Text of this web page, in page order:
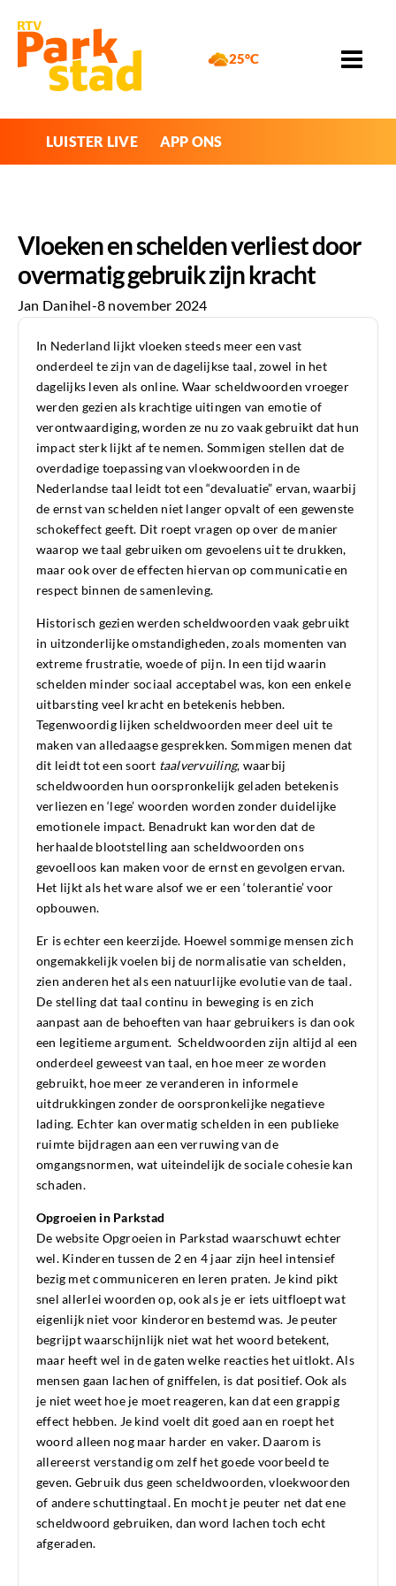
25°C
LUISTER LIVE APP ONS
Vloeken en schelden verliest door
overmatig gebruik zijn kracht
Jan Danihel-8 november 2024
In Nederland lijkt vloeken steeds meer een vast
onderdeel te zijn van de dagelijkse taal, zowel in het
dagelijks leven als online. Waar scheldwoorden vroeger
werden gezien als krachtige uitingen van emotie of
verontwaardiging, worden ze nu zo vaak gebruikt dat hun
impact sterk lijkt af te nemen. Sommigen stellen dat de
overdadige toepassing van vloekwoorden in de
Nederlandse taal leidt tot een “devaluatie” ervan, waarbij
de ernst van schelden niet langer opvalt of een gewenste
schokeffect geeft. Dit roept vragen op over de manier
waarop we taal gebruiken om gevoelens uit te drukken,
maar ook over de effecten hiervan op communicatie en
respect binnen de samenleving.
Historisch gezien werden scheldwoorden vaak gebruikt
in uitzonderlijke omstandigheden, zoals momenten van
extreme frustratie, woede of pijn. In een tijd waarin
schelden minder sociaal acceptabel was, kon een enkele
uitbarsting veel kracht en betekenis hebben.
Tegenwoordig lijken scheldwoorden meer deel uit te
maken van alledaagse gesprekken. Sommigen menen dat
dit leidt tot een soort taalvervuiling, waarbij
scheldwoorden hun oorspronkelijk geladen betekenis
verliezen en ‘lege’ woorden worden zonder duidelijke
emotionele impact. Benadrukt kan worden dat de
herhaalde blootstelling aan scheldwoorden ons
gevoelloos kan maken voor de ernst en gevolgen ervan.
Het lijkt als het ware alsof we er een ‘tolerantie’ voor
opbouwen.
Er is echter een keerzijde. Hoewel sommige mensen zich
ongemakkelijk voelen bij de normalisatie van schelden,
zien anderen het als een natuurlijke evolutie van de taal.
De stelling dat taal continu in beweging is en zich
aanpast aan de behoeften van haar gebruikers is dan ook
een legitieme argument. Scheldwoorden zijn altijd al een
onderdeel geweest van taal, en hoe meer ze worden
gebruikt, hoe meer ze veranderen in informele
uitdrukkingen zonder de oorspronkelijke negatieve
lading. Echter kan overmatig schelden in een publieke
ruimte bijdragen aan een verruwing van de
omgangsnormen, wat uiteindelijk de sociale cohesie kan
schaden.
Opgroeien in Parkstad
De website Opgroeien in Parkstad waarschuwt echter
wel. Kinderen tussen de 2 en 4 jaar zijn heel intensief
bezig met communiceren en leren praten. Je kind pikt
snel allerlei woorden op, ook als je er iets uitfloept wat
eigenlijk niet voor kinderoren bestemd was. Je peuter
begrijpt waarschijnlijk niet wat het woord betekent,
maar heeft wel in de gaten welke reacties het uitlokt. Als
mensen gaan lachen of gniffelen, is dat positief. Ook als
je niet weet hoe je moet reageren, kan dat een grappig
effect hebben. Je kind voelt dit goed aan en roept het
woord alleen nog maar harder en vaker. Daarom is
allereerst verstandig om zelf het goede voorbeeld te
geven. Gebruik dus geen scheldwoorden, vloekwoorden
of andere schuttingtaal. En mocht je peuter net dat ene
scheldwoord gebruiken, dan word lachen toch echt
afgeraden.